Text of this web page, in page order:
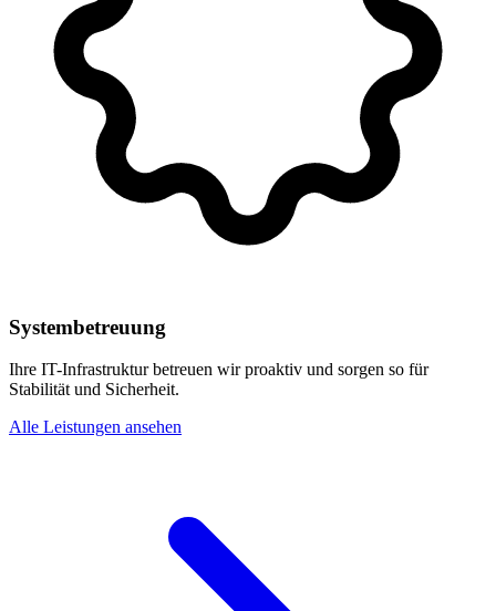
Systembetreuung
Ihre IT-Infrastruktur betreuen wir proaktiv und sorgen so für
Stabilität und Sicherheit.
Alle Leistungen ansehen